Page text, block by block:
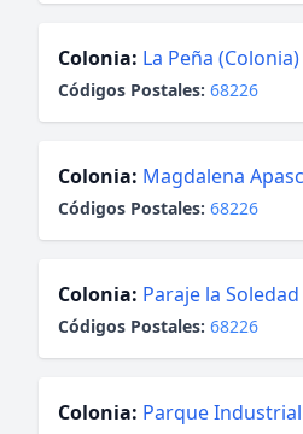
Colonia: La Peña (Colonia)
Códigos Postales: 68226
Colonia: Magdalena
Códigos Postales: 68226
Colonia: Paraje la
Códigos Postales: 68226
Colonia: Parque